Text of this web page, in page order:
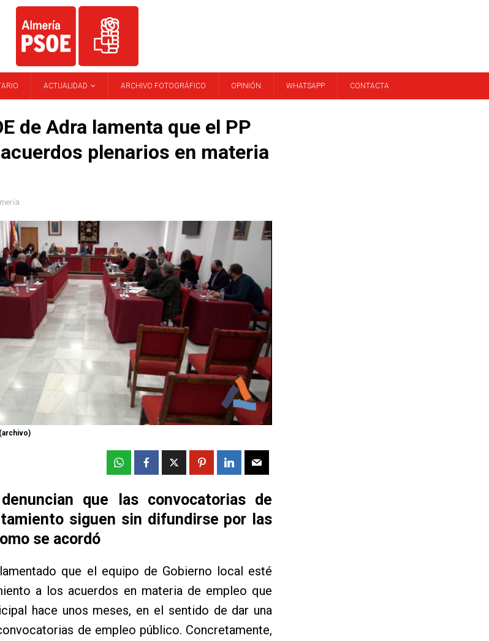
ACTUALIDAD ARCHIVO FOTOGRÁFICO OPINIÓN WHATSAPP CONTACTA
de Adra lamenta que el PP
plenarios en materia
que las convocatorias de
siguen sin difundirse por las
se acordó
que el equipo de Gobierno local esté
a los acuerdos en materia de empleo que
hace unos meses, en el sentido de dar una
de empleo público. Concretamente,